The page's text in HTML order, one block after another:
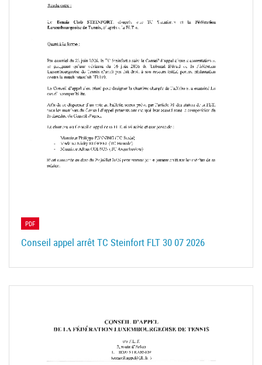
PDF
Conseil appel arrêt TC Steinfort FLT 30 07 2026